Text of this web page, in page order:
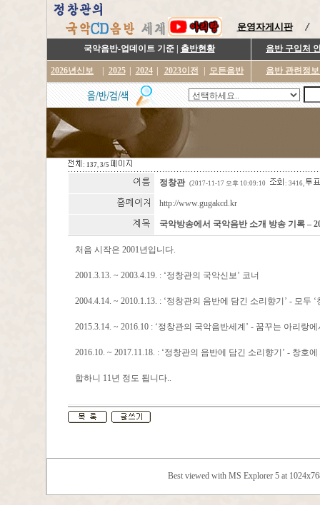
운영자게시판
국악음반-업데이트 기준 | 출반현황 음반 구입처
2026년신보 2025 2024 2023이전 모든음반 음반 관련정
: 137, 3/5
정창관 (2017-11-17 오후 10:09:10 : 3416,
http://www.gugakcd.kr
국악방송에서 국악음반 소개 방송 기록 –
처음 시작은 2001년입니다.
2001.3.13. ~ 2003.4.19. : ‘정창관의 국악신보’ 코너
2004.4.14. ~ 2010.1.13. : ‘정창관의 음반에 담긴 소리향기’ - 모두
2015.3.14. ~ 2016.10 : ‘정창관의 국악음반세계’ - 꿈꾸는 아리랑에
2016.10. ~ 2017.11.18. : ‘정창관의 음반에 담긴 소리향기’ - 창호
합하니 11년 정도 됩니다..
Best viewed with MS Explorer 5 at